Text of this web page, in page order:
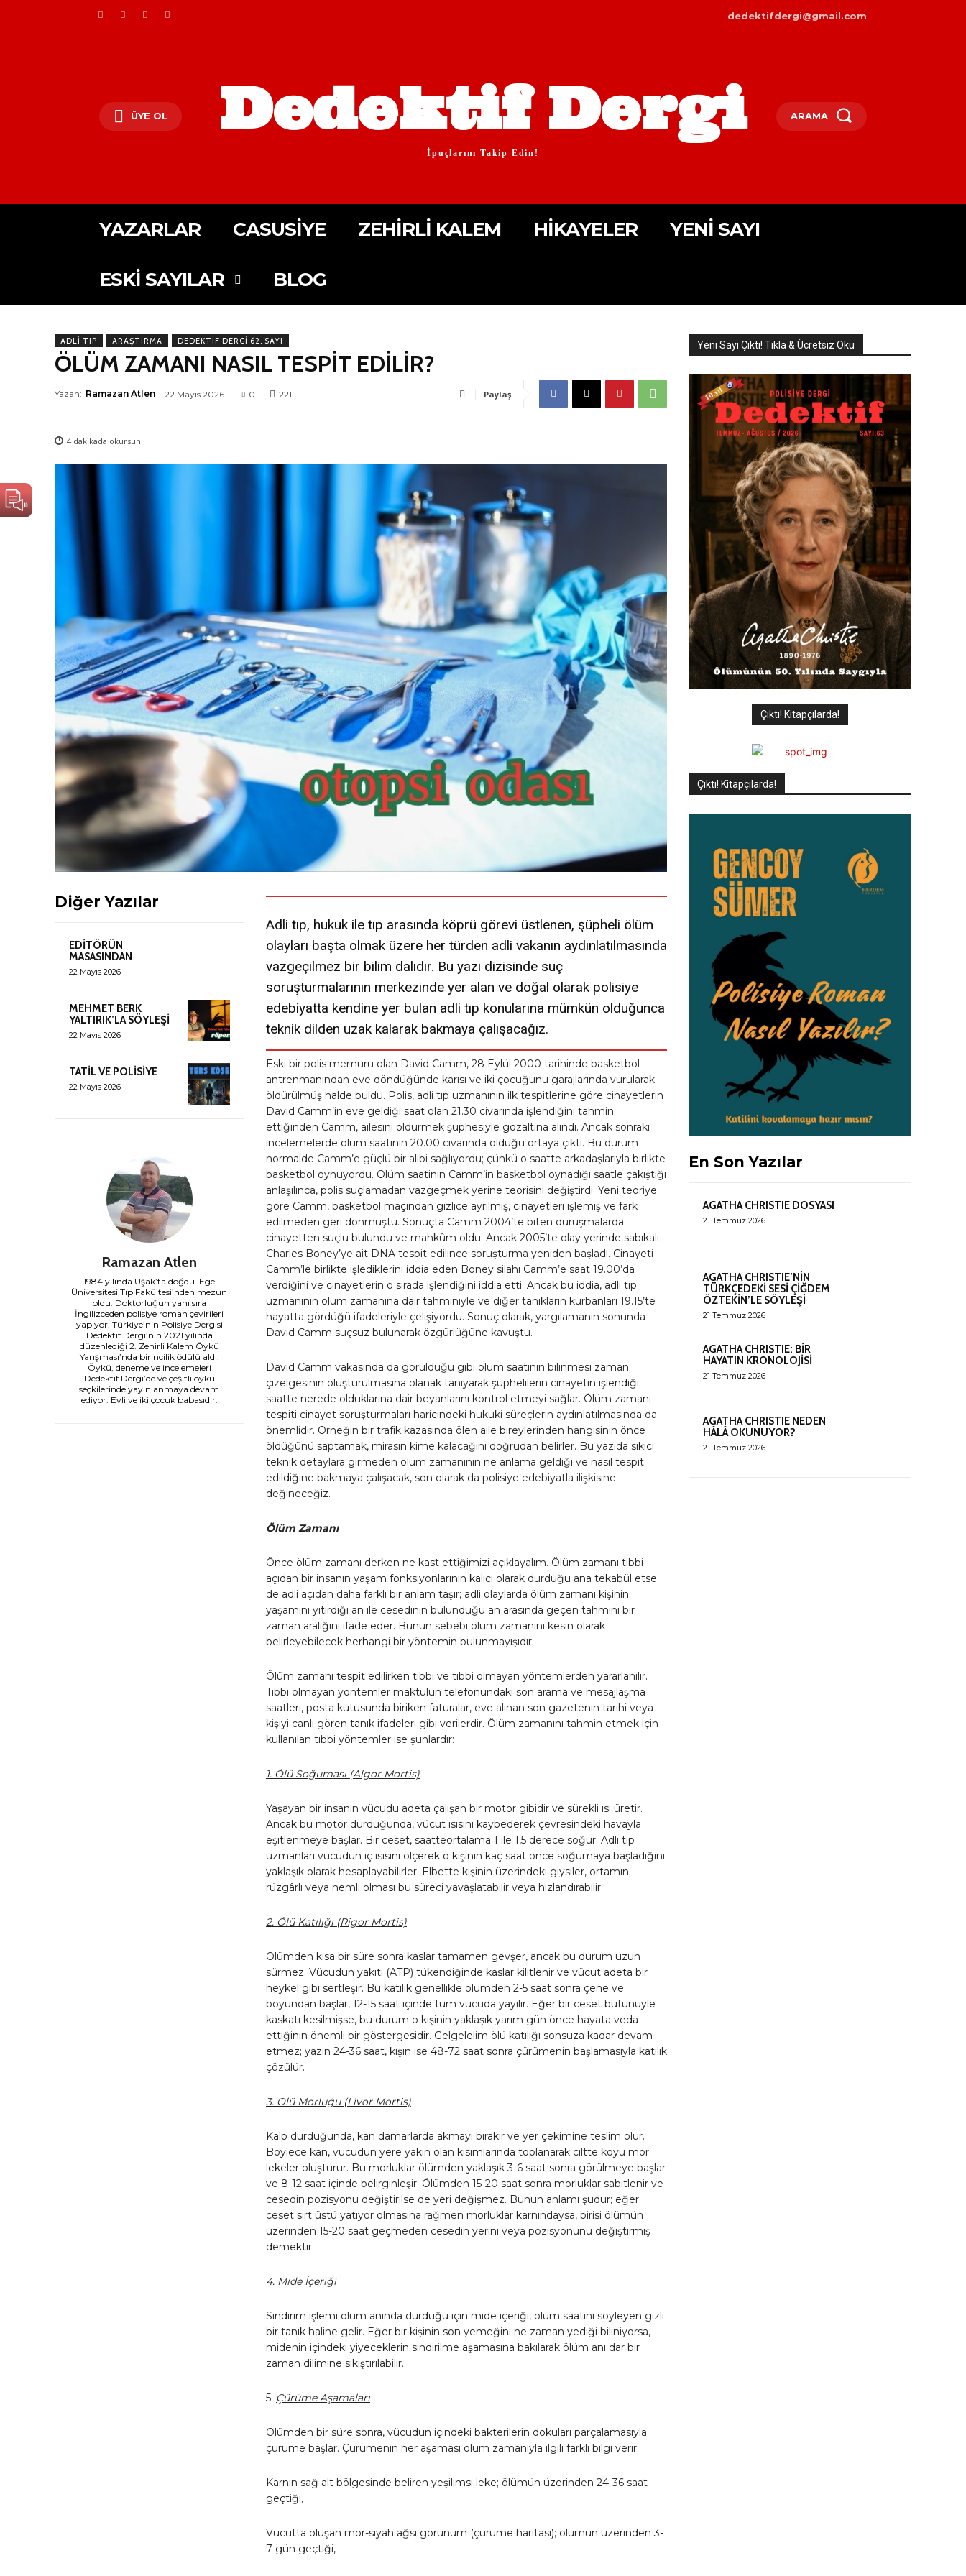
dedektifdergi@gmail.com
ÜYE OL Dedektif Dergi
İpuçlarını Takip Edin!
ARAMA
YAZARLAR CASUSIYE ZEHIRLI KALEM HIKAYELER YENI SAYI
ESKI SAYILAR BLOG
ADLI TIP ARAŞTIRMA DEDEKTIF DERGI 62. SAYI
ÖLÜM ZAMANI NASIL TESPİT EDİLİR?
Yazan: Ramazan Atlen 22 Mayıs 2026 0 221 Paylaş
4 dakikada okursun
Diğer Yazılar
EDİTÖRÜN
MASASINDAN
22 Mayıs 2026
MEHMET BERK
YALTIRIK’LA SÖYLEŞİ
22 Mayıs 2026
TATİL VE POLİSİYE
22 Mayıs 2026
Ramazan Atlen
1984 yılında Uşak’ta doğdu. Ege
Üniversitesi Tıp Fakültesi’nden mezun
oldu. Doktorluğun yanı sıra
İngilizceden polisiye roman çevirileri
yapıyor. Türkiye’nin Polisiye Dergisi
Dedektif Dergi’nin 2021 yılında
düzenlediği 2. Zehirli Kalem Öykü
Yarışması’nda birincilik ödülü aldı.
Öykü, deneme ve incelemeleri
Dedektif Dergi’de ve çeşitli öykü
seçkilerinde yayınlanmaya devam
ediyor. Evli ve iki çocuk babasıdır.
Adli tıp, hukuk ile tıp arasında köprü görevi üstlenen, şüpheli ölüm
olayları başta olmak üzere her türden adli vakanın aydınlatılmasında
vazgeçilmez bir bilim dalıdır. Bu yazı dizisinde suç
soruşturmalarının merkezinde yer alan ve doğal olarak polisiye
edebiyatta kendine yer bulan adli tıp konularına mümkün olduğunca
teknik dilden uzak kalarak bakmaya çalışacağız.
Eski bir polis memuru olan David Camm, 28 Eylül 2000 tarihinde basketbol
antrenmanından eve döndüğünde karısı ve iki çocuğunu garajlarında vurularak
öldürülmüş halde buldu. Polis, adli tıp uzmanının ilk tespitlerine göre cinayetlerin
David Camm’in eve geldiği saat olan 21.30 civarında işlendiğini tahmin
ettiğinden Camm, ailesini öldürmek şüphesiyle gözaltına alındı. Ancak sonraki
incelemelerde ölüm saatinin 20.00 civarında olduğu ortaya çıktı. Bu durum
normalde Camm’e güçlü bir alibi sağlıyordu; çünkü o saatte arkadaşlarıyla birlikte
basketbol oynuyordu. Ölüm saatinin Camm’in basketbol oynadığı saatle çakıştığı
anlaşılınca, polis suçlamadan vazgeçmek yerine teorisini değiştirdi. Yeni teoriye
göre Camm, basketbol maçından gizlice ayrılmış, cinayetleri işlemiş ve fark
edilmeden geri dönmüştü. Sonuçta Camm 2004’te biten duruşmalarda
cinayetten suçlu bulundu ve mahkûm oldu. Ancak 2005’te olay yerinde sabıkalı
Charles Boney’ye ait DNA tespit edilince soruşturma yeniden başladı. Cinayeti
Camm’le birlikte işlediklerini iddia eden Boney silahı Camm’e saat 19.00’da
verdiğini ve cinayetlerin o sırada işlendiğini iddia etti. Ancak bu iddia, adli tıp
uzmanının ölüm zamanına dair tahminiyle ve diğer tanıkların kurbanları 19.15’te
hayatta gördüğü ifadeleriyle çelişiyordu. Sonuç olarak, yargılamanın sonunda
David Camm suçsuz bulunarak özgürlüğüne kavuştu.
David Camm vakasında da görüldüğü gibi ölüm saatinin bilinmesi zaman
çizelgesinin oluşturulmasına olanak tanıyarak şüphelilerin cinayetin işlendiği
saatte nerede olduklarına dair beyanlarını kontrol etmeyi sağlar. Ölüm zamanı
tespiti cinayet soruşturmaları haricindeki hukuki süreçlerin aydınlatılmasında da
önemlidir. Örneğin bir trafik kazasında ölen aile bireylerinden hangisinin önce
öldüğünü saptamak, mirasın kime kalacağını doğrudan belirler. Bu yazıda sıkıcı
teknik detaylara girmeden ölüm zamanının ne anlama geldiği ve nasıl tespit
edildiğine bakmaya çalışacak, son olarak da polisiye edebiyatla ilişkisine
değineceğiz.
Ölüm Zamanı
Önce ölüm zamanı derken ne kast ettiğimizi açıklayalım. Ölüm zamanı tıbbi
açıdan bir insanın yaşam fonksiyonlarının kalıcı olarak durduğu ana tekabül etse
de adli açıdan daha farklı bir anlam taşır; adli olaylarda ölüm zamanı kişinin
yaşamını yitirdiği an ile cesedinin bulunduğu an arasında geçen tahmini bir
zaman aralığını ifade eder. Bunun sebebi ölüm zamanını kesin olarak
belirleyebilecek herhangi bir yöntemin bulunmayışıdır.
Ölüm zamanı tespit edilirken tıbbi ve tıbbi olmayan yöntemlerden yararlanılır.
Tıbbi olmayan yöntemler maktulün telefonundaki son arama ve mesajlaşma
saatleri, posta kutusunda biriken faturalar, eve alınan son gazetenin tarihi veya
kişiyi canlı gören tanık ifadeleri gibi verilerdir. Ölüm zamanını tahmin etmek için
kullanılan tıbbi yöntemler ise şunlardır:
1. Ölü Soğuması (Algor Mortis)
Yaşayan bir insanın vücudu adeta çalışan bir motor gibidir ve sürekli ısı üretir.
Ancak bu motor durduğunda, vücut ısısını kaybederek çevresindeki havayla
eşitlenmeye başlar. Bir ceset, saatteortalama 1 ile 1,5 derece soğur. Adli tıp
uzmanları vücudun iç ısısını ölçerek o kişinin kaç saat önce soğumaya başladığını
yaklaşık olarak hesaplayabilirler. Elbette kişinin üzerindeki giysiler, ortamın
rüzgârlı veya nemli olması bu süreci yavaşlatabilir veya hızlandırabilir.
2. Ölü Katılığı (Rigor Mortis)
Ölümden kısa bir süre sonra kaslar tamamen gevşer, ancak bu durum uzun
sürmez. Vücudun yakıtı (ATP) tükendiğinde kaslar kilitlenir ve vücut adeta bir
heykel gibi sertleşir. Bu katılık genellikle ölümden 2-5 saat sonra çene ve
boyundan başlar, 12-15 saat içinde tüm vücuda yayılır. Eğer bir ceset bütünüyle
kaskatı kesilmişse, bu durum o kişinin yaklaşık yarım gün önce hayata veda
ettiğinin önemli bir göstergesidir. Gelgelelim ölü katılığı sonsuza kadar devam
etmez; yazın 24-36 saat, kışın ise 48-72 saat sonra çürümenin başlamasıyla katılık
çözülür.
3. Ölü Morluğu (Livor Mortis)
Kalp durduğunda, kan damarlarda akmayı bırakır ve yer çekimine teslim olur.
Böylece kan, vücudun yere yakın olan kısımlarında toplanarak ciltte koyu mor
lekeler oluşturur. Bu morluklar ölümden yaklaşık 3-6 saat sonra görülmeye başlar
ve 8-12 saat içinde belirginleşir. Ölümden 15-20 saat sonra morluklar sabitlenir ve
cesedin pozisyonu değiştirilse de yeri değişmez. Bunun anlamı şudur; eğer
ceset sırt üstü yatıyor olmasına rağmen morluklar karnındaysa, birisi ölümün
üzerinden 15-20 saat geçmeden cesedin yerini veya pozisyonunu değiştirmiş
demektir.
4. Mide İçeriği
Sindirim işlemi ölüm anında durduğu için mide içeriği, ölüm saatini söyleyen gizli
bir tanık haline gelir. Eğer bir kişinin son yemeğini ne zaman yediği biliniyorsa,
midenin içindeki yiyeceklerin sindirilme aşamasına bakılarak ölüm anı dar bir
zaman dilimine sıkıştırılabilir.
5. Çürüme Aşamaları
Ölümden bir süre sonra, vücudun içindeki bakterilerin dokuları parçalamasıyla
çürüme başlar. Çürümenin her aşaması ölüm zamanıyla ilgili farklı bilgi verir:
Karnın sağ alt bölgesinde beliren yeşilimsi leke; ölümün üzerinden 24-36 saat
geçtiği,
Vücutta oluşan mor-siyah ağsı görünüm (çürüme haritası); ölümün üzerinden 3-
7 gün geçtiği,
Yeni Sayı Çıktı! Tıkla & Ücretsiz Oku
Çıktı! Kitapçılarda!
Çıktı! Kitapçılarda!
En Son Yazılar
AGATHA CHRISTIE DOSYASI
21 Temmuz 2026
AGATHA CHRISTIE’NİN
TÜRKÇEDEKİ SESİ ÇİĞDEM
ÖZTEKİN’LE SÖYLEŞİ
21 Temmuz 2026
AGATHA CHRISTIE: BİR
HAYATIN KRONOLOJİSİ
21 Temmuz 2026
AGATHA CHRISTIE NEDEN
HÂLÂ OKUNUYOR?
21 Temmuz 2026